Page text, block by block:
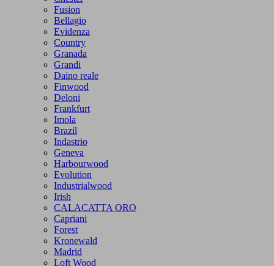
Fusion
Bellagio
Evidenza
Country
Granada
Grandi
Daino reale
Finwood
Deloni
Frankfurt
Imola
Brazil
Indastrio
Geneva
Harbourwood
Evolution
Industrialwood
Irish
CALACATTA ORO
Capriani
Forest
Kronewald
Madrid
Loft Wood